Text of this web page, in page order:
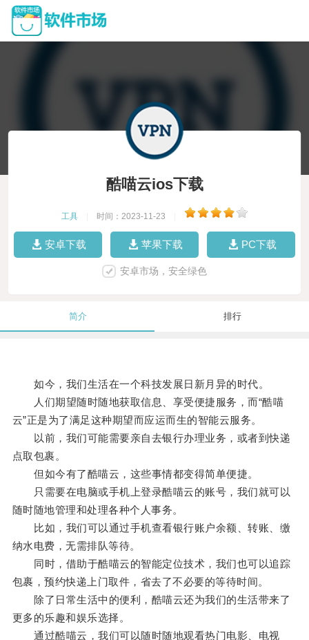
酷喵云ios下载
工具 时间：2023-11-23
安卓下载 苹果下载 PC下载
安卓市场，安全绿色
简介 排行
如今，我们生活在一个科技发展日新月异的时代。
人们期望随时随地获取信息、享受便捷服务，而“酷喵
云”正是为了满足这种期望而应运而生的智能云服务。
以前，我们可能需要亲自去银行办理业务，或者到快递
点取包裹。
但如今有了酷喵云，这些事情都变得简单便捷。
只需要在电脑或手机上登录酷喵云的账号，我们就可以
随时随地管理和处理各种个人事务。
比如，我们可以通过手机查看银行账户余额、转账、缴
纳水电费，无需排队等待。
同时，借助于酷喵云的智能定位技术，我们也可以追踪
包裹，预约快递上门取件，省去了不必要的等待时间。
除了日常生活中的便利，酷喵云还为我们的生活带来了
更多的乐趣和娱乐选择。
通过酷喵云，我们可以随时随地观看热门电影、电视